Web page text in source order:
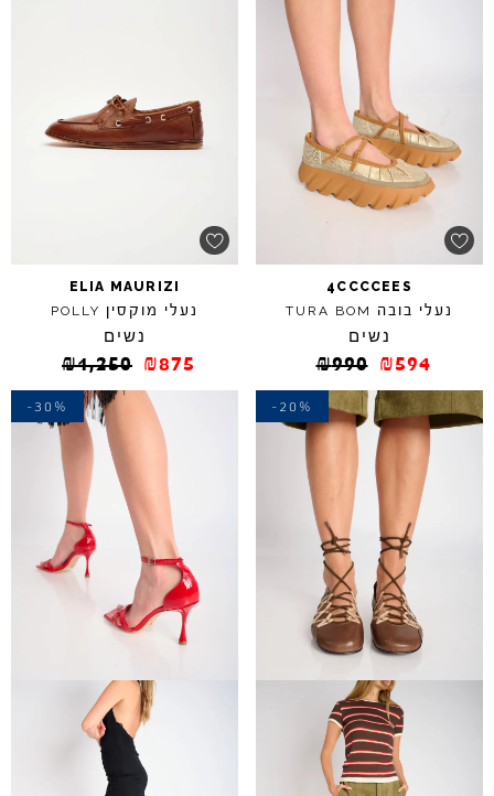
4CCCCEES
נעלי בובה TURA BOM
נשים
₪990 ₪594
ELIA MAURIZI
נעלי מוקסין POLLY
נשים
₪1,250 ₪875
-20%
-30%